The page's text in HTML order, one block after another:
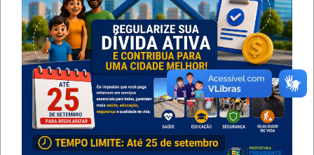
Quais as penalidades para os Municípios que
não cumprirem a Lei Complementar nº 131/2009?
internet?